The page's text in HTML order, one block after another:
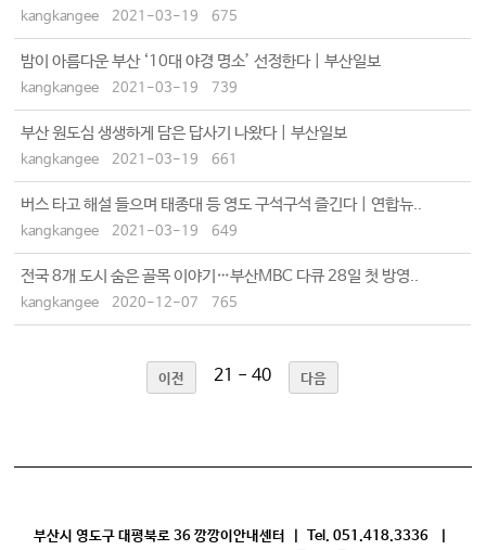
kangkangee 2021-03-19 675
밤이 아름다운 부산 ‘10대 야경 명소’ 선정한다 | 부산일보
kangkangee 2021-03-19 739
부산 원도심 생생하게 담은 답사기 나왔다 | 부산일보
kangkangee 2021-03-19 661
버스 타고 해설 들으며 태종대 등 영도 구석구석 즐긴다 | 연합뉴..
kangkangee 2021-03-19 649
전국 8개 도시 숨은 골목 이야기…부산MBC 다큐 28일 첫 방영..
kangkangee 2020-12-07 765
이전 21 - 40 다음
부산시 영도구 대평북로 36 깡깡이안내센터 | Tel. 051.418.3336 |